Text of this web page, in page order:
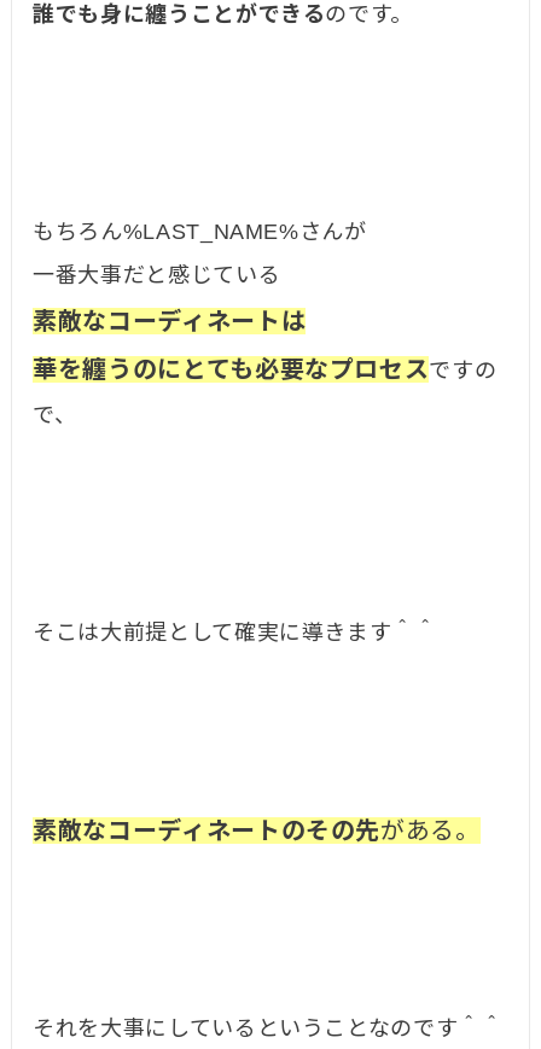
誰でも身に纏うことができるのです。
もちろん%LAST_NAME%さんが
一番大事だと感じている
素敵なコーディネートは
華を纏うのにとても必要なプロセスですの
で、
そこは大前提として確実に導きます＾＾
素敵なコーディネートのその先がある。
それを大事にしているということなのです＾＾